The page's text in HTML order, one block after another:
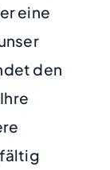
eine
den